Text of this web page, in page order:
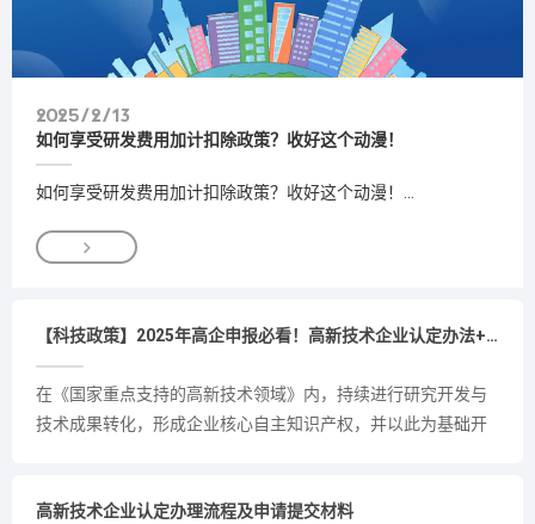
2025/2/13
如何享受研发费用加计扣除政策？收好这个动漫！
如何享受研发费用加计扣除政策？收好这个动漫！...

【科技政策】2025年高企申报必看！高新技术企业认定办法+工
在《国家重点支持的高新技术领域》内，持续进行研究开发与
技术成果转化，形成企业核心自主知识产权，并以此为基础开
高新技术企业认定办理流程及申请提交材料